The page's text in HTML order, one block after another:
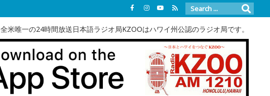
全米唯一の24時間放送日本語ラジオ局KZOOはハワイ州公認のラジオ局です。